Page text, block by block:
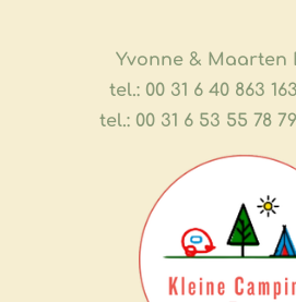
​Yvonne & Maarten
tel.: 00 31 6 40 863
tel.: 00 31 6 53 55 78